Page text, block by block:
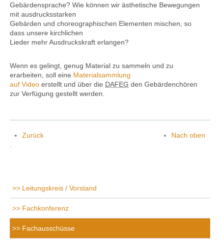
Gebärdensprache? Wie können wir ästhetische Bewegungen
mit ausdrucksstarken
Gebärden und choreographischen Elementen mischen, so
dass unsere kirchlichen
Lieder mehr Ausdruckskraft erlangen?
Wenn es gelingt, genug Material zu sammeln und zu
erarbeiten, soll eine Materialsammlung
auf Video erstellt und über die DAFEG den Gebärdenchören
zur Verfügung gestellt werden.
Zurück
Nach oben
Leitungskreis / Vorstand
Fachkonferenz
Fachausschüsse